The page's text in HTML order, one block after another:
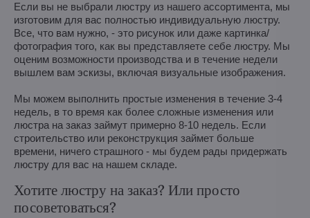
Если вы не выбрали люстру из нашего ассортимента, мы
изготовим для вас полностью индивидуальную люстру.
Все, что вам нужно, - это рисунок или даже картинка/
фотография того, как вы представляете себе люстру. Мы
оценим возможности производства и в течение недели
вышлем вам эскизы, включая визуальные изображения.
Мы можем выполнить простые изменения в течение 3-4
недель, в то время как более сложные изменения или
люстра на заказ займут примерно 8-10 недель. Если
строительство или реконструкция займет больше
времени, ничего страшного - мы будем рады придержать
люстру для вас на нашем складе.
Хотите люстру на заказ? Или просто
посоветоваться?